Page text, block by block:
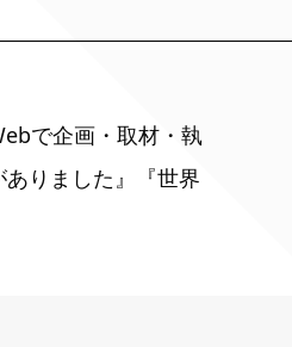
で企画・取材・執
りました』『世界